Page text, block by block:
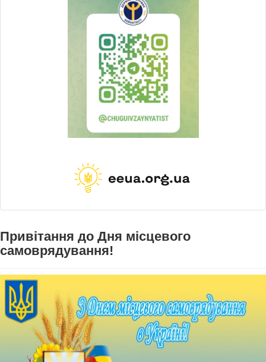
Привітання до Дня місцевого
самоврядування!